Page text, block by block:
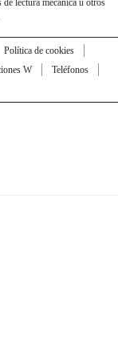
lectura mecánica u otros
Política de cookies
W
Teléfonos